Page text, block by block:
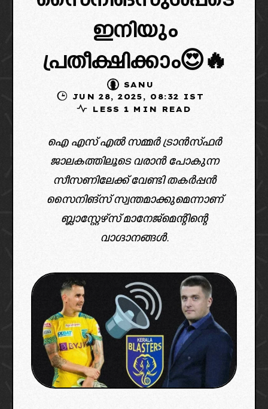
ഇനിയും
പ്രതീക്ഷിക്കാം😍🔥
SANU
JUN 28, 2025, 08:32 IST
LESS 1 MIN READ
ഐ എസ് എൽ സമ്മർ ട്രാൻസ്ഫർ
ജാലകത്തിലൂടെ വരാൻ പോകുന്ന
സീസണിലേക്ക് വേണ്ടി തകർപ്പൻ
സൈനിങ്സ് സ്വന്തമാക്കുമെന്നാണ്
ബ്ലാസ്റ്റേഴ്‌സ് മാനേജ്മെന്റിന്റെ
വാഗ്ദാനങ്ങൾ.